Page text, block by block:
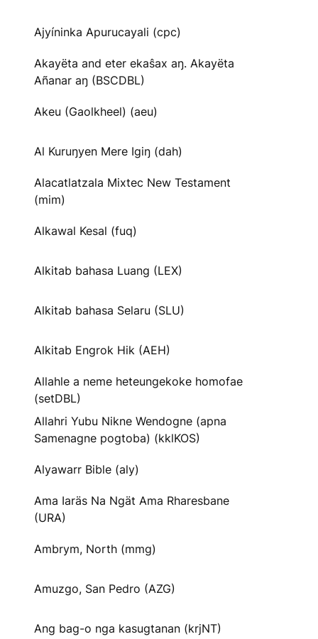
Ajyíninka Apurucayali (cpc)
Akayëta and eter ekaŝax aŋ. Akayëta
Añanar aŋ (BSCDBL)
Akeu (Gaolkheel) (aeu)
Al Kuruŋyen Mere Igiŋ (dah)
Alacatlatzala Mixtec New Testament
(mim)
Alkawal Kesal (fuq)
Alkitab bahasa Luang (LEX)
Alkitab bahasa Selaru (SLU)
Alkitab Engrok Hik (AEH)
Allahle a neme heteungekoke homofae
(setDBL)
Allahri Yubu Nikne Wendogne (apna
Samenagne pogtoba) (kklKOS)
Alyawarr Bible (aly)
Ama Iaräs Na Ngät Ama Rharesbane
(URA)
Ambrym, North (mmg)
Amuzgo, San Pedro (AZG)
Ang bag-o nga kasugtanan (krjNT)